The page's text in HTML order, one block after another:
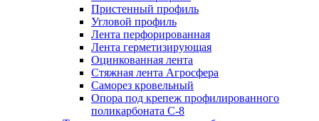
Пристенный профиль
Угловой профиль
Лента перфорированная
Лента герметизирующая
Оцинкованная лента
Стяжная лента Агросфера
Саморез кровельный
Опора под крепеж профилированного
поликарбоната С-8